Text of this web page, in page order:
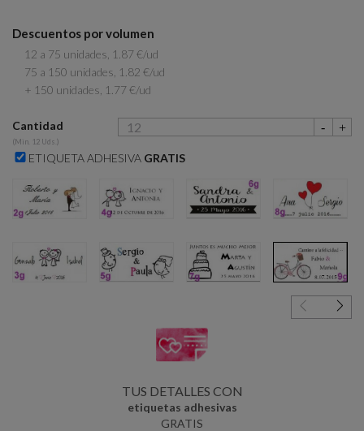
Descuentos por volumen
12 a 75 unidades, 1.87 €/ud
75 a 150 unidades, 1.82 €/ud
+ 150 unidades, 1.77 €/ud
Cantidad
(Min. 12 Uds.)
ETIQUETA ADHESIVA GRATIS
TUS DETALLES CON
etiquetas adhesivas
GRATIS